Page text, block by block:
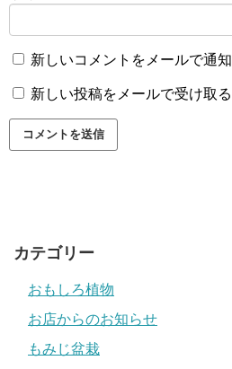
新しいコメントをメールで通知
新しい投稿をメールで受け取る
カテゴリー
おもしろ植物
お店からのお知らせ
もみじ盆栽